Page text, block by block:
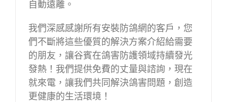
自動遠離。
我們深感感謝所有安裝防鴿網的客戶，您
們不斷將這些優質的解決方案介紹給需要
的朋友，讓谷賓在鴿害防護領域持續發光
發熱！我們提供免費的丈量與諮詢，現在
就來電，讓我們共同解決鴿害問題，創造
更健康的生活環境！